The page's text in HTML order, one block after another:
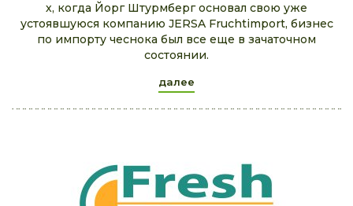
х, когда Йорг Штурмберг основал свою уже
устоявшуюся компанию JERSA Fruchtimport, бизнес
по импорту чеснока был все еще в зачаточном
состоянии.
далее